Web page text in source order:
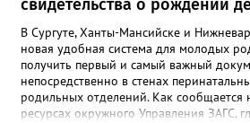
свидетельства о рождении
В Сургуте, Ханты-Мансийске и
новая удобная система для молодых
получить первый и самый важный
непосредственно в стенах
родильных отделений. Как
ресурсах окружного Управления ЗАГС,